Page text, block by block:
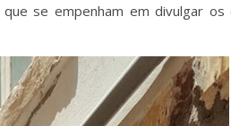
se empenham em divulgar os